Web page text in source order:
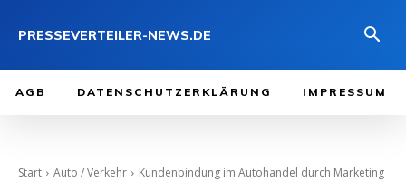
PRESSEVERTEILER-NEWS.DE
AGB DATENSCHUTZERKLÄRUNG IMPRESSUM
Start Auto / Verkehr Kundenbindung im Autohandel durch Marketing